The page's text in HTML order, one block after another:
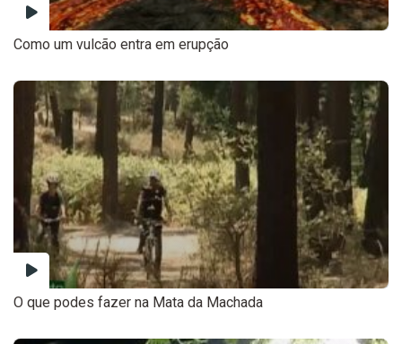
Como um vulcão entra em erupção
O que podes fazer na Mata da Machada